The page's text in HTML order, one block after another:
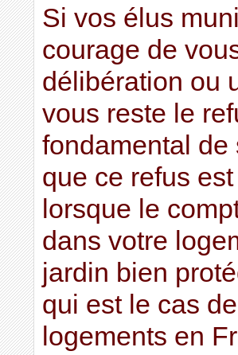
Si vos élus
courage de
délibération ou
vous reste le
fondamental de
que ce refus
lorsque le
dans votre
jardin bien
qui est le cas
logements en